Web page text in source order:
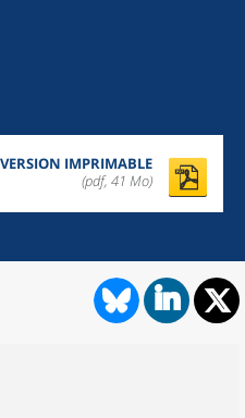
VERSION IMPRIMABLE
(pdf, 41 Mo)